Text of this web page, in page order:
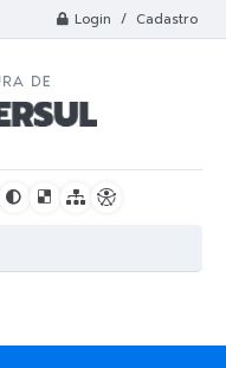
Login / Cadastro